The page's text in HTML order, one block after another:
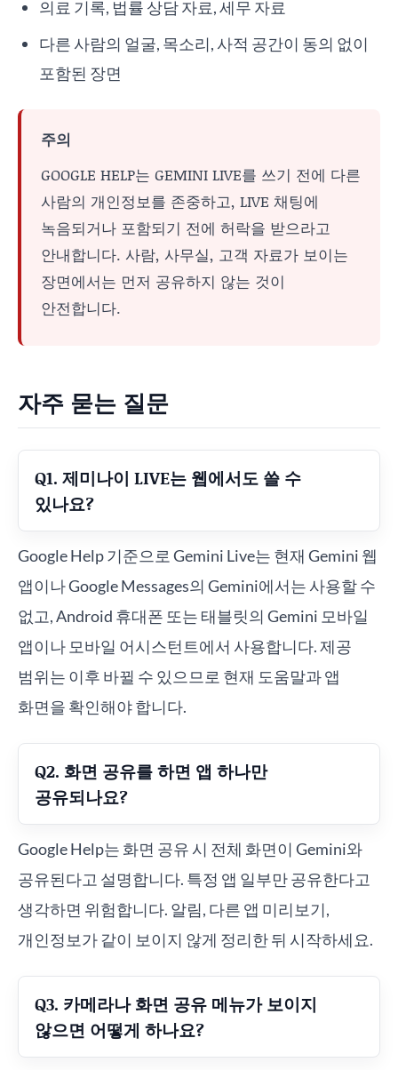
의료 기록, 법률 상담 자료, 세무 자료
다른 사람의 얼굴, 목소리, 사적 공간이 동의 없이
포함된 장면
주의
GOOGLE HELP는 GEMINI LIVE를 쓰기 전에 다른
사람의 개인정보를 존중하고, LIVE 채팅에
녹음되거나 포함되기 전에 허락을 받으라고
안내합니다. 사람, 사무실, 고객 자료가 보이는
장면에서는 먼저 공유하지 않는 것이
안전합니다.
자주 묻는 질문
Q1. 제미나이 LIVE는 웹에서도 쓸 수
있나요?
Google Help 기준으로 Gemini Live는 현재 Gemini 웹
앱이나 Google Messages의 Gemini에서는 사용할 수
없고, Android 휴대폰 또는 태블릿의 Gemini 모바일
앱이나 모바일 어시스턴트에서 사용합니다. 제공
범위는 이후 바뀔 수 있으므로 현재 도움말과 앱
화면을 확인해야 합니다.
Q2. 화면 공유를 하면 앱 하나만
공유되나요?
Google Help는 화면 공유 시 전체 화면이 Gemini와
공유된다고 설명합니다. 특정 앱 일부만 공유한다고
생각하면 위험합니다. 알림, 다른 앱 미리보기,
개인정보가 같이 보이지 않게 정리한 뒤 시작하세요.
Q3. 카메라나 화면 공유 메뉴가 보이지
않으면 어떻게 하나요?